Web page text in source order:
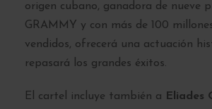
origen cubano, ganadora de nueve
GRAMMY y con más de 100
vendidos, ofrecerá una actuación
repasará los grandes éxitos.
El cartel incluye también a Eliades